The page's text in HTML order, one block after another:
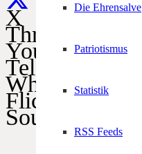
Die Ehrensalve
Patriotismus
Statistik
RSS Feeds
X
Threads
YouTube
Telegram
WhatsApp
Flickr
SoundCloud